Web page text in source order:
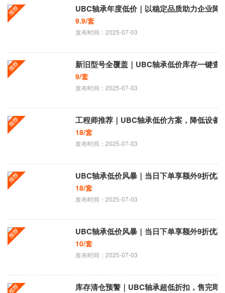
UBC轴承年度低价｜以稳定品质助力企业降
9.9/套
发布时间：2025-07-03
新旧型号全覆盖｜UBC轴承低价库存一键查
9/套
发布时间：2025-07-03
工程师推荐｜UBC轴承低价方案，降低设备
18/套
发布时间：2025-07-03
UBC轴承低价风暴｜当日下单享额外9折优惠
18/套
发布时间：2025-07-03
UBC轴承低价风暴｜当日下单享额外9折优惠
10/套
发布时间：2025-07-03
库存清仓预警｜UBC轴承超低折扣，售完即